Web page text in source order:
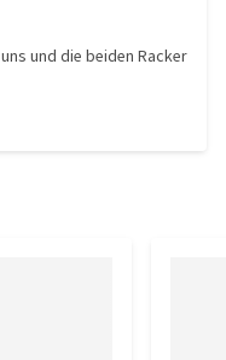
und die beiden Racker